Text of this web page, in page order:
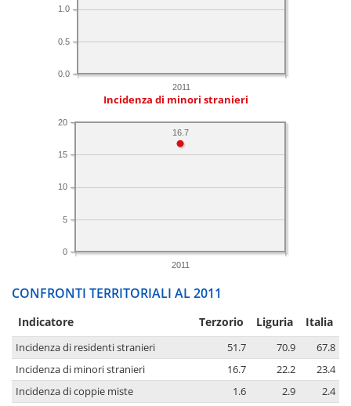
2011
0.0
0.5
1.0
Incidenza di minori stranieri
2011
0
5
10
15
20
16.7
CONFRONTI TERRITORIALI AL 2011
Indicatore Terzorio Liguria Italia
Incidenza di residenti stranieri 51.7 70.9
67.8
Incidenza di minori stranieri
16.7 22.2
23.4
Incidenza di coppie miste
1.6 2.9
2.4